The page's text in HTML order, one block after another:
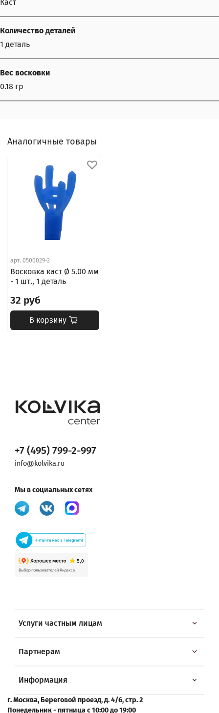
Каст
Количество деталей
1 деталь
Вес восковки
0.18 гр
Аналогичные товары
арт. 0500029-2
Восковка каст Ø 5.00 мм
- 1 шт., 1 деталь
32 руб
В корзину
Услуги частным лицам
Партнерам
Информация
+7 (495) 799-2-997
info@kolvika.ru
Мы в социальных сетях
г. Москва, Береговой проезд, д. 4/6, стр. 2
Понедельник - пятница с 10:00 до 19:00